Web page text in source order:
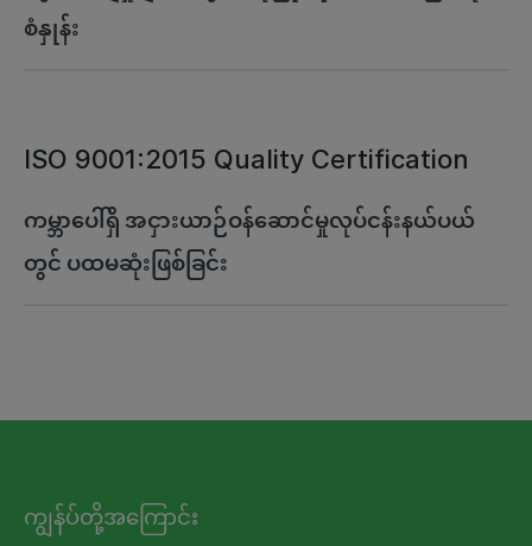
စံနှုန်း
ISO 9001:2015 Quality Certification
ကမ္ဘာပေါ်ရှိ အငှားယာဉ်ဝန်ဆောင်မှုလုပ်ငန်းနယ်ပယ်
တွင် ပထမဆုံးဖြစ်ခြင်း
ကျွန်ပ်တို့အကြောင်း